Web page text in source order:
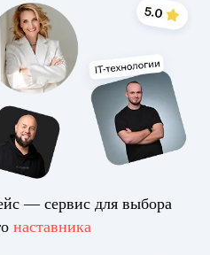
— сервис для выбора
наставника